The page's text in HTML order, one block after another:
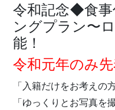
令和記念◆食事
ングプラン〜
能！
令和元年のみ
「入籍だけをお考えの方
「ゆっくりとお写真を